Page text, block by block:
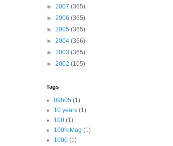
► 2007 (365)
► 2006 (365)
► 2005 (365)
► 2004 (366)
► 2003 (365)
► 2002 (105)
Tags
09h05 (1)
10 years (1)
100 (1)
100%Mag (1)
1000 (1)